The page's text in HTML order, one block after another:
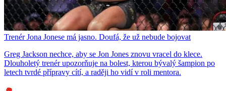
Trenér Jona Jonese má jasno. Doufá, že už nebude bojovat
Greg Jackson nechce, aby se Jon Jones znovu vracel do klece.
Dlouholetý trenér upozorňuje na bolest, kterou bývalý šampion po
letech tvrdé přípravy cítí, a raději ho vidí v roli mentora.